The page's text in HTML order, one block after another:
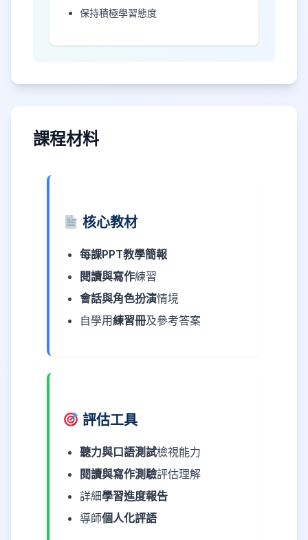
保持積極學習態度
課程材料
核心教材
每課PPT教學簡報
閱讀與寫作練習
會話與角色扮演情境
自學用練習冊及參考答案
評估工具
聽力與口語測試檢視能力
閱讀與寫作測驗評估理解
詳細學習進度報告
導師個人化評語